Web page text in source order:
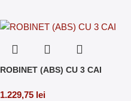
ROBINET (ABS) CU 3 CAI
1.229,75 lei